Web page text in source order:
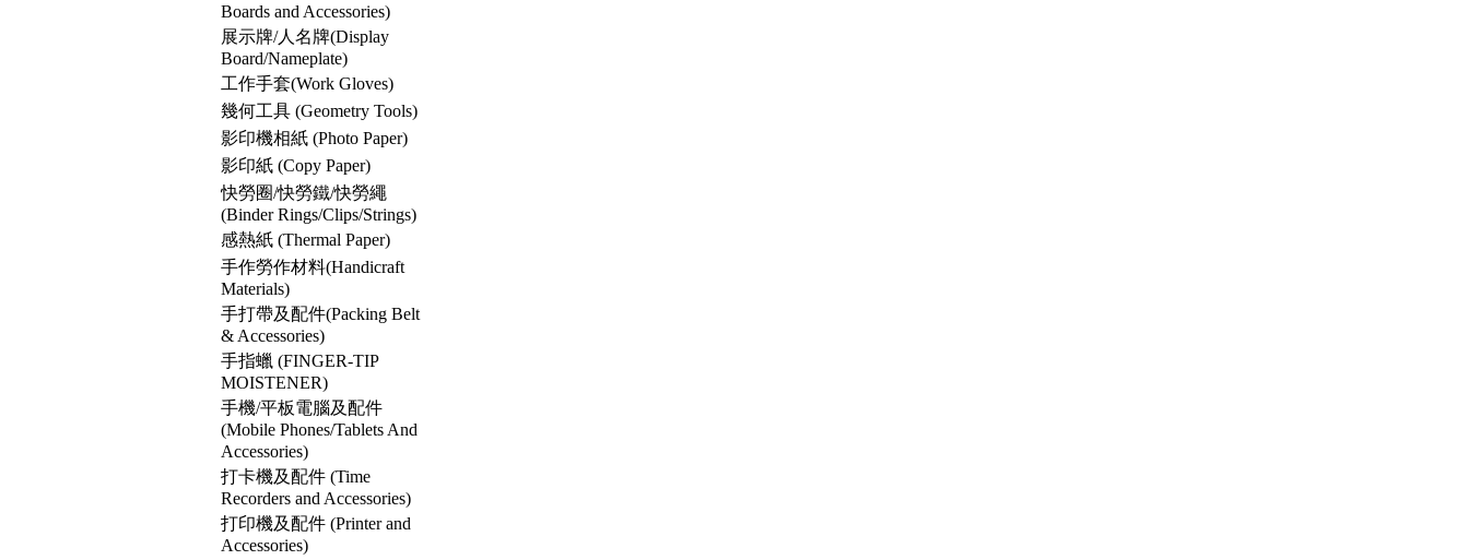
Boards and Accessories)
展示牌/人名牌(Display
Board/Nameplate)
工作手套(Work Gloves)
幾何工具 (Geometry Tools)
影印機相紙 (Photo Paper)
影印紙 (Copy Paper)
快勞圈/快勞鐵/快勞繩
(Binder Rings/Clips/Strings)
感熱紙 (Thermal Paper)
手作勞作材料(Handicraft
Materials)
手打帶及配件(Packing Belt
& Accessories)
手指蠟 (FINGER-TIP
MOISTENER)
手機/平板電腦及配件
(Mobile Phones/Tablets And
Accessories)
打卡機及配件 (Time
Recorders and Accessories)
打印機及配件 (Printer and
Accessories)